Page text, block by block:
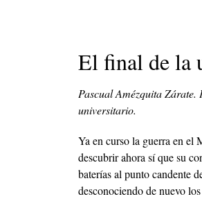
El final de la
Pascual Amézquita
universitario.
Ya en curso la guerra en el
descubrir ahora sí que su
baterías al punto candente
desconociendo de nuevo